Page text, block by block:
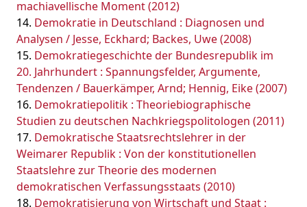
machiavellische Moment (2012)
Demokratie in Deutschland : Diagnosen und
Analysen / Jesse, Eckhard; Backes, Uwe (2008)
Demokratiegeschichte der Bundesrepublik im
20. Jahrhundert : Spannungsfelder, Argumente,
Tendenzen / Bauerkämper, Arnd; Hennig, Eike (2007)
Demokratiepolitik : Theoriebiographische
Studien zu deutschen Nachkriegspolitologen (2011)
Demokratische Staatsrechtslehrer in der
Weimarer Republik : Von der konstitutionellen
Staatslehre zur Theorie des modernen
demokratischen Verfassungsstaats (2010)
Demokratisierung von Wirtschaft und Staat :